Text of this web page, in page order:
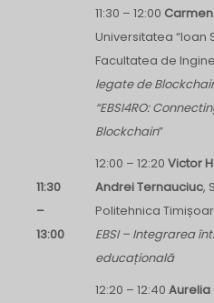
11:30
–
13:00
11:30 – 12:00
Universitatea “Ioan
Facultatea de
legate de
“EBSI4RO:
Blockchain”
12:00 – 12:20 Victor
Andrei Ternauciuc,
Politehnica
EBSI – Integrarea
educațională
12:20 – 12:40 Aurelia